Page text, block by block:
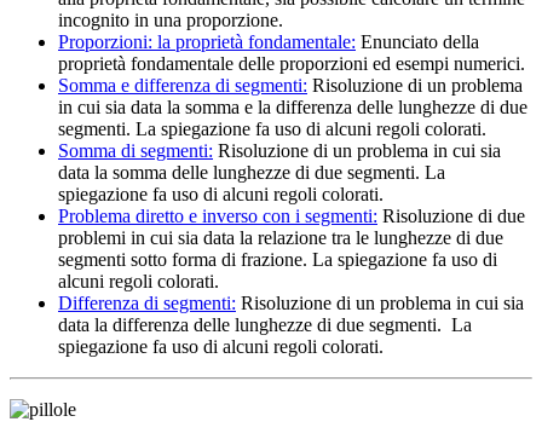
incognito in una proporzione.
Proporzioni: la proprietà fondamentale: Enunciato della
proprietà fondamentale delle proporzioni ed esempi numerici.
Somma e differenza di segmenti: Risoluzione di un problema
in cui sia data la somma e la differenza delle lunghezze di due
segmenti. La spiegazione fa uso di alcuni regoli colorati.
Somma di segmenti: Risoluzione di un problema in cui sia
data la somma delle lunghezze di due segmenti. La
spiegazione fa uso di alcuni regoli colorati.
Problema diretto e inverso con i segmenti: Risoluzione di due
problemi in cui sia data la relazione tra le lunghezze di due
segmenti sotto forma di frazione. La spiegazione fa uso di
alcuni regoli colorati.
Differenza di segmenti: Risoluzione di un problema in cui sia
data la differenza delle lunghezze di due segmenti. La
spiegazione fa uso di alcuni regoli colorati.